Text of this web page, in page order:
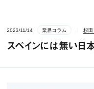
2023/11/14 業界コラム 杉田
スペインには無い